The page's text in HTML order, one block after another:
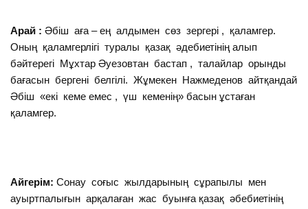
Арай : Әбіш аға – ең алдымен сөз зергері , қаламгер.
Оның қаламгерлігі туралы қазақ әдебиетінің алып
бәйтерегі Мұхтар Әуезовтан бастап , талайлар орынды
бағасын бергені белгілі. Жұмекен Нажмеденов айтқандай
Әбіш «екі кеме емес , үш кеменің» басын ұстаған
қаламгер.
Айгерім:Сонау соғыс жылдарының сұрапылы мен
ауыртпалығын арқалаған жас буынға қазақ әбебиетінің